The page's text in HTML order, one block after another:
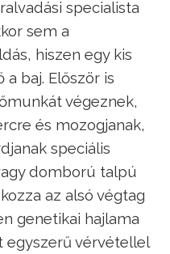
specialista
sem a
hiszen egy kis
baj. Először is
végeznek,
és mozogjanak,
speciális
domború talpú
az alsó végtag
genetikai hajlama
egyszerű vérvétellel